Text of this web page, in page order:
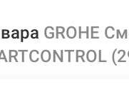
GROHE